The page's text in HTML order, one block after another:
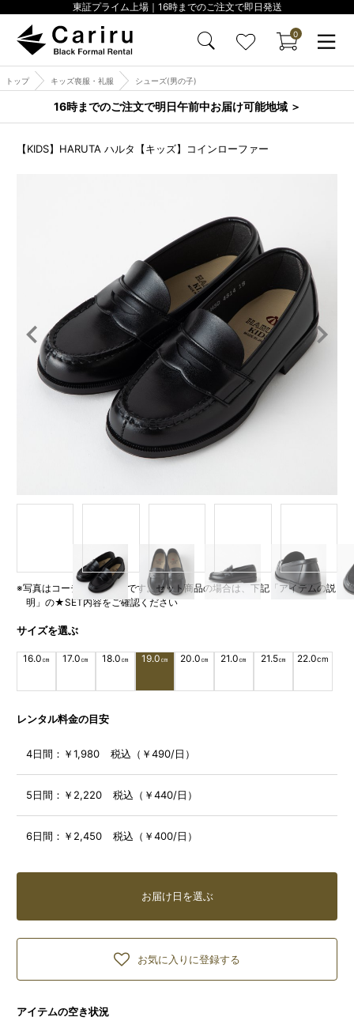
東証プライム上場｜16時までのご注文で即日発送
0
トップ キッズ喪服・礼服 シューズ(男の子)
16時までのご注文で明日午前中お届け可能地域 ＞
【KIDS】HARUTA ハルタ【キッズ】コインローファー
※写真はコーディネート例です。セット商品の場合は、下記「アイテムの説
明」の★SET内容をご確認ください
サイズを選ぶ
16.0㎝ 17.0㎝ 18.0㎝ 19.0㎝ 20.0㎝ 21.0㎝ 21.5㎝ 22.0cm
レンタル料金の目安
4日間： ￥1,980 税込（￥490/日）
5日間： ￥2,220 税込（￥440/日）
6日間： ￥2,450 税込（￥400/日）
お届け日を選ぶ
お気に入りに登録する
アイテムの空き状況